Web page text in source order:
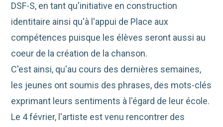
DSF-S, en tant qu'initiative en construction
identitaire ainsi qu'à l'appui de Place aux
compétences puisque les élèves seront aussi au
coeur de la création de la chanson.
C'est ainsi, qu'au cours des dernières semaines,
les jeunes ont soumis des phrases, des mots-clés
exprimant leurs sentiments à l'égard de leur école.
Le 4 février, l'artiste est venu rencontrer des